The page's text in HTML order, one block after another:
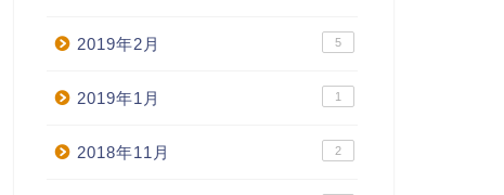
2019年2月 5
2019年1月 1
2018年11月 2